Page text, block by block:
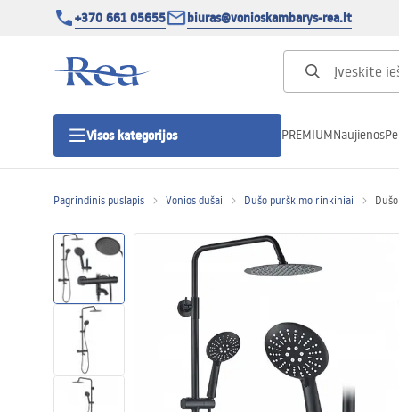
+370 661 05655 biuras@vonioskambarys-rea.lt
Visos kategorijos
Vonios dušo padėklai
Linijiniai dušo kanalai
PREMIUMNaujienos
Pagrindinis puslapis Vonios dušai Dušo purškimo rinkiniai